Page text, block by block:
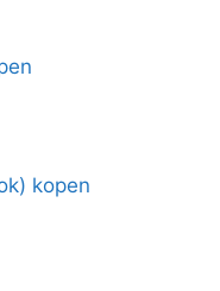
kopen